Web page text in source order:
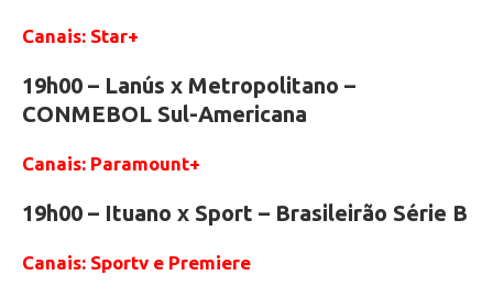
Canais: Star+
19h00 – Lanús x Metropolitano –
CONMEBOL Sul-Americana
Canais: Paramount+
19h00 – Ituano x Sport – Brasileirão Série B
Canais: Sportv e Premiere